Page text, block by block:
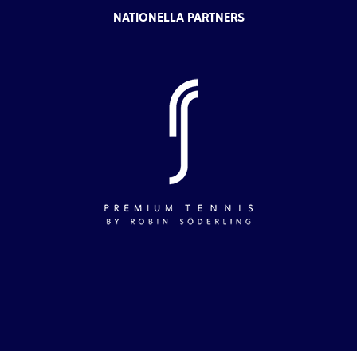
NATIONELLA PARTNERS